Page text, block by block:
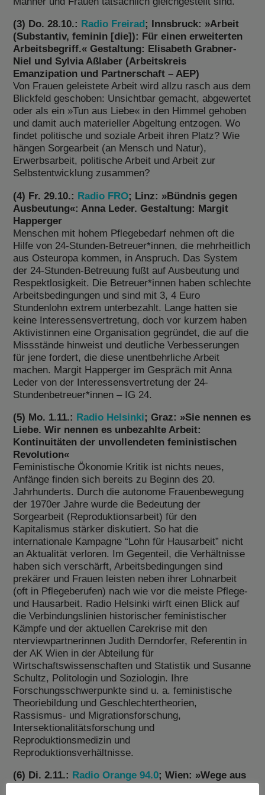
(3) Do. 28.10.: Radio Freirad; Innsbruck: »Arbeit
(Substantiv, feminin [die]): Für einen erweiterten
Arbeitsbegriff.« Gestaltung: Elisabeth Grabner-
Niel und Sylvia Aßlaber (Arbeitskreis
Emanzipation und Partnerschaft – AEP)
Von Frauen geleistete Arbeit wird allzu rasch aus dem
Blickfeld geschoben: Unsichtbar gemacht, abgewertet
oder als ein »Tun aus Liebe« in den Himmel gehoben
und damit auch materieller Abgeltung entzogen. Wo
findet politische und soziale Arbeit ihren Platz? Wie
hängen Sorgearbeit (an Mensch und Natur),
Erwerbsarbeit, politische Arbeit und Arbeit zur
Selbstentwicklung zusammen?
(4) Fr. 29.10.: Radio FRO; Linz: »Bündnis gegen
Ausbeutung«: Anna Leder. Gestaltung: Margit
Happerger
Menschen mit hohem Pflegebedarf nehmen oft die
Hilfe von 24-Stunden-Betreuer*innen, die mehrheitlich
aus Osteuropa kommen, in Anspruch. Das System
der 24-Stunden-Betreuung fußt auf Ausbeutung und
Respektlosigkeit. Die Betreuer*innen haben schlechte
Arbeitsbedingungen und sind mit 3, 4 Euro
Stundenlohn extrem unterbezahlt. Lange hatten sie
keine Interessensvertretung, doch vor kurzem haben
Aktivistinnen eine Organisation gegründet, die auf die
Missstände hinweist und deutliche Verbesserungen
für jene fordert, die diese unentbehrliche Arbeit
machen. Margit Happerger im Gespräch mit Anna
Leder von der Interessensvertretung der 24-
Stundenbetreuer*innen – IG 24.
(5) Mo. 1.11.: Radio Helsinki; Graz: »Sie nennen es
Liebe. Wir nennen es unbezahlte Arbeit:
Kontinuitäten der unvollendeten feministischen
Revolution«
Feministische Ökonomie Kritik ist nichts neues,
Anfänge finden sich bereits zu Beginn des 20.
Jahrhunderts. Durch die autonome Frauenbewegung
der 1970er Jahre wurde die Bedeutung der
Sorgearbeit (Reproduktionsarbeit) für den
Kapitalismus stärker diskutiert. So hat die
internationale Kampagne “Lohn für Hausarbeit” nicht
an Aktualität verloren. Im Gegenteil, die Verhältnisse
haben sich verschärft, Arbeitsbedingungen sind
prekärer und Frauen leisten neben ihrer Lohnarbeit
(oft in Pflegeberufen) nach wie vor die meiste Pflege-
und Hausarbeit. Radio Helsinki wirft einen Blick auf
die Verbindungslinien historischer feministischer
Kämpfe und der aktuellen Carekrise mit den
nterviewpartnerinnen Judith Derndorfer, Referentin in
der AK Wien in der Abteilung für
Wirtschaftswissenschaften und Statistik und Susanne
Schultz, Politologin und Soziologin. Ihre
Forschungsschwerpunkte sind u. a. feministische
Theoriebildung und Geschlechtertheorien,
Rassismus- und Migrationsforschung,
Intersektionalitätsforschung und
Reproduktionsmedizin und
Reproduktionsverhältnisse.
(6) Di. 2.11.: Radio Orange 94.0; Wien: »Wege aus